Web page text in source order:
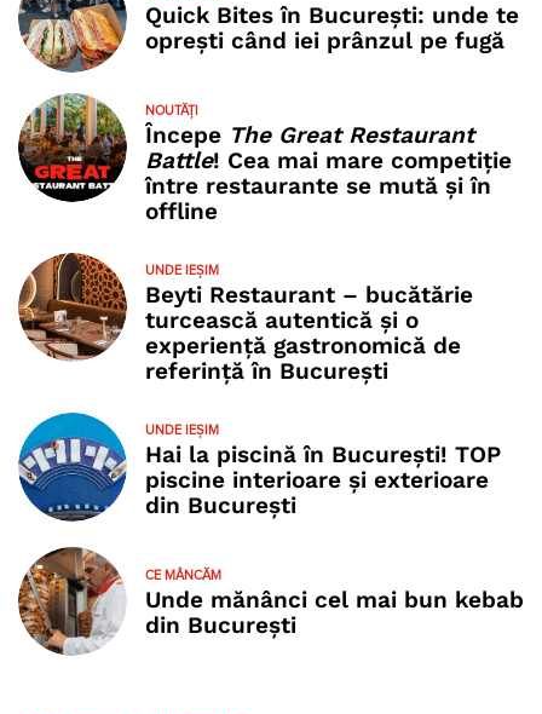
Quick Bites în București: unde te
oprești când iei prânzul pe fugă
NOUTĂȚI
Începe The Great Restaurant
Battle! Cea mai mare competiție
între restaurante se mută și în
offline
UNDE IEȘIM
Beyti Restaurant – bucătărie
turcească autentică și o
experiență gastronomică de
referință în București
UNDE IEȘIM
Hai la piscină în București! TOP
piscine interioare și exterioare
din București
CE MÂNCĂM
Unde mănânci cel mai bun kebab
din București